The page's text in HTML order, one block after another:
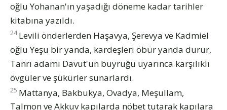
oğlu Yohanan'ın yaşadığı döneme kadar tarihler
kitabına yazıldı.
24 Levili önderlerden Haşavya, Şerevya ve Kadmiel
oğlu Yeşu bir yanda, kardeşleri öbür yanda durur,
Tanrı adamı Davut'un buyruğu uyarınca karşılıklı
övgüler ve şükürler sunarlardı.
25 Mattanya, Bakbukya, Ovadya, Meşullam,
Talmon ve Akkuv kapılarda nöbet tutarak kapılara